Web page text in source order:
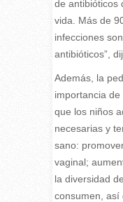
de antibióticos
vida. Más de
infecciones
antibióticos”,
Además, la
importancia
que los niños
necesarias y
sano:
vaginal;
la diversidad de
consumen, así